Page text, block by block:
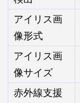
アイリス画
像形式
アイリス画
像サイズ
赤外線支援